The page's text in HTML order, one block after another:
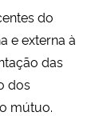
do
e externa à
das
dos
mútuo.